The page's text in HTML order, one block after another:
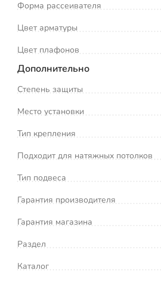
Форма рассеивателя
Цвет арматуры
Цвет плафонов
Дополнительно
Степень защиты
Место установки
Тип крепления
Подходит для натяжных потолков
Тип подвеса
Гарантия производителя
Гарантия магазина
Раздел
Каталог